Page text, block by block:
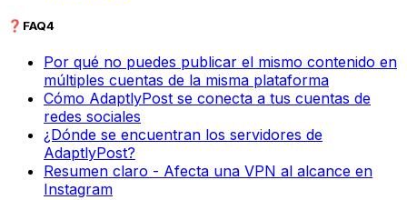
❓ FAQ4
Por qué no puedes publicar el mismo contenido en
múltiples cuentas de la misma plataforma
Cómo AdaptlyPost se conecta a tus cuentas de
redes sociales
¿Dónde se encuentran los servidores de
AdaptlyPost?
Resumen claro - Afecta una VPN al alcance en
Instagram